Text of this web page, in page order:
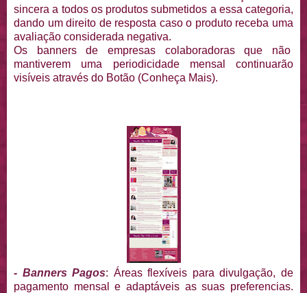
sincera a todos os produtos submetidos a essa categoria,
dando um direito de resposta caso o produto receba uma
avaliação considerada negativa.
Os banners de empresas colaboradoras que não
mantiverem uma periodicidade mensal continuarão
visíveis através do Botão (Conheça Mais).
- Banners Pagos: Áreas flexíveis para divulgação, de
pagamento mensal e adaptáveis as suas preferencias.